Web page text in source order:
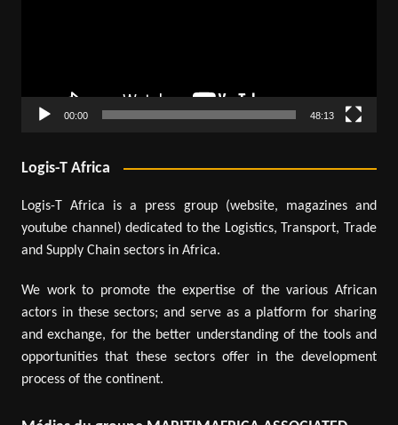
00:00 48:13
Logis-T Africa
Logis-T Africa is a press group (website, magazines and
youtube channel) dedicated to the Logistics, Transport, Trade
and Supply Chain sectors in Africa.
We work to promote the expertise of the various African
actors in these sectors; and serve as a platform for sharing
and exchange, for the better understanding of the tools and
opportunities that these sectors offer in the development
process of the continent.